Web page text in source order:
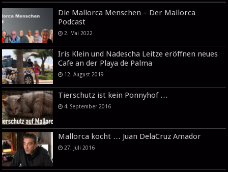
Die Mallorca Menschen – Der Mallorca
Podcast
2. Mai 2022
Iris Klein und Nadescha Leitze eröffnen neues
Cafe an der Playa de Palma
12. August 2019
Tierschutz ist kein Ponnyhof …
4. September 2016
Mallorca kocht … Juan DelaCruz Amador
27. Juli 2016